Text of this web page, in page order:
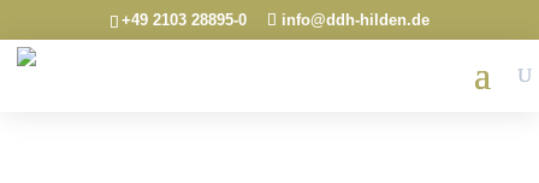
+49 2103 28895-0 info@ddh-hilden.de